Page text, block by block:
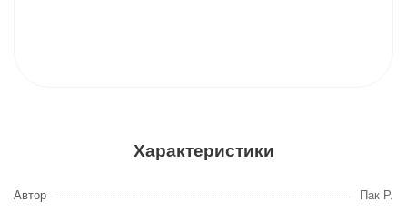
Характеристики
Автор
Пак Р.